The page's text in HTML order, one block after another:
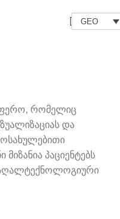
GEO
რომელიც
და
პაციენტებს